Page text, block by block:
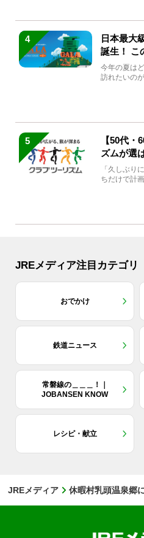
4
日本最大
誕生！ こ
生まれ変
今年の夏は
訪れたいの
5
【50代・
ズムが選
「久しぶり
ちだけで計
JREメディア注目カテゴリ
おでかけ
鉄道ニュース
常磐線の＿＿＿！｜
JOBANSEN KNOW
レシピ・献立
JREメディア 休暇村乳頭温泉郷